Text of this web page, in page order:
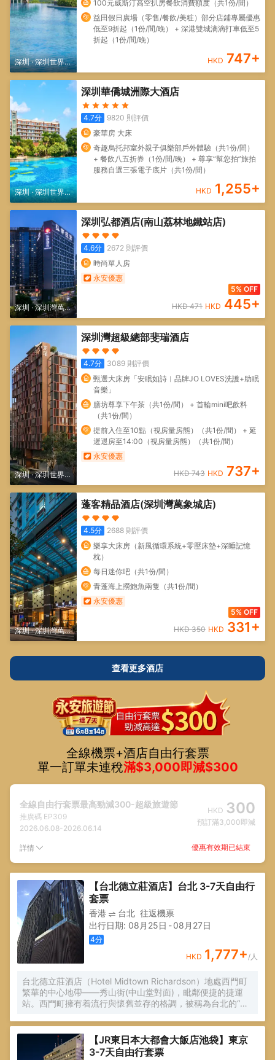
深圳·深圳世界之
窗/深圳歡樂谷
100元威斯汀高空扒房餐飲消費額度（共1份/間）
益田假日廣場（零售/餐飲/美粧）部分店鋪專屬優惠
低至9折起（1份/間/晚） + 深港雙城滴滴打車低至5
折起（1份/間/晚）
HKD 747+
深圳·深圳世界之
窗/深圳歡樂谷
深圳華僑城洲際大酒店
4.7分 9820 則評價
豪華房 大床
奇趣烏托邦室外親子俱樂部戶外體驗（共1份/間）
+ 餐飲八五折券（1份/間/晚） + 尊享“幫您拍”旅拍
服務自選三張電子底片（共1份/間）
HKD 1,255+
深圳 ·深圳灣萬象
城/深圳人才公園
深圳弘都酒店(南山荔林地鐵站店)
4.6分 2672 則評價
時尚單人房
永安優惠
5% OFF
HKD471 HKD 445+
深圳·深圳世界之
窗/深圳歡樂谷
深圳灣超級總部斐瑞酒店
4.7分 3089則評價
甄選大床房「安眠如詩︱品牌JO LOVES洗護+助眠
音樂」
膳坊尊享下午茶（共1份/間） + 首輪mini吧飲料
（共1份/間）
提前入住至10點（視房量房態）（共1份/間） + 延
遲退房至14:00（視房量房態）（共1份/間）
永安優惠
HKD743 HKD 737+
深圳·深圳灣萬象
蓬客精品酒店(深圳灣萬象城店)
4.5分 2688則評價
樂享大床房（新風循環系統+零壓床墊+深睡記憶
枕）
每日迷你吧（共1份/間）
青蓬海上撈鮑魚兩隻（共1份/間）
永安優惠
5% OFF
HKD350 HKD 331+
查看更多酒店
全線機票+酒店自由行套票
單一訂單未連稅滿$3,000即減$300
全線自由行套票最高勁減300-超級旅遊節
推廣碼 EP309
2026.06.08-2026.06.14
HKD 300
預訂滿3,000即減
詳情 優惠有效期已結束
【台北德立莊酒店】台北 3-7天自由行
套票
香港 台北 往返機票
出行日期: 08月25日 -08月27日
4分
HKD 1,777+/人
台北德立莊酒店（Hotel Midtown Richardson）地處西門町
繁華的中心地帶——秀山街(中山堂對面)，毗鄰便捷的捷運
站。西門町擁有着流行與懷舊並存的格調，被稱為台北的“原
業大樓、獅子林廣場，乃至於較後期的萬國百貨與誠品116、
電影街、武昌誠品等。【JR東日本大都會大飯店池袋】東京
3-7天自由行套票